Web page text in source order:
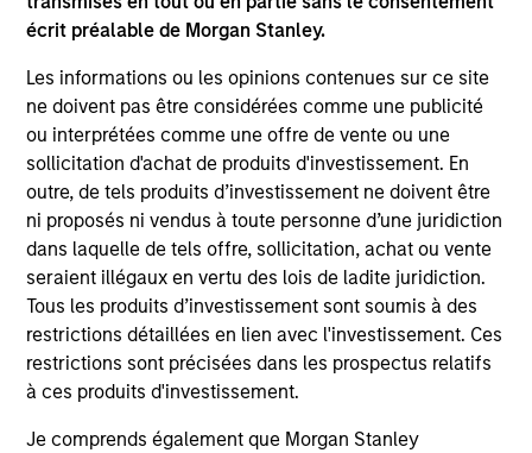
écrit préalable de Morgan Stanley.
Les informations ou les opinions contenues sur ce site
ne doivent pas être considérées comme une publicité
ou interprétées comme une offre de vente ou une
sollicitation d'achat de produits d'investissement. En
outre, de tels produits d’investissement ne doivent être
ni proposés ni vendus à toute personne d’une juridiction
dans laquelle de tels offre, sollicitation, achat ou vente
seraient illégaux en vertu des lois de ladite juridiction.
Tous les produits d’investissement sont soumis à des
restrictions détaillées en lien avec l'investissement. Ces
restrictions sont précisées dans les prospectus relatifs
à ces produits d'investissement.
Je comprends également que Morgan Stanley
Portfolio is positioned to gain exposure to broad market
current market environment. The investment process
seeks to protect investors from prolonged periods of
style-driven under performance.
2
FOCUSED ON LIMITING VOLATILITY AND
TRACKING ERROR
To manage tracking error and overall volatility, the team
seeks to closely align the portfolio’s sector weightings,
average market capitalization and beta with the Russell